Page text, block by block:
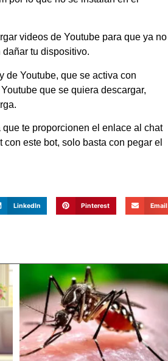
videos de Youtube para que ya no
tu dispositivo.
de Youtube, que se activa con
que se quiera descargar,
te proporcionen el enlace al chat
este bot, solo basta con pegar el
LinkedIn Pinterest Email